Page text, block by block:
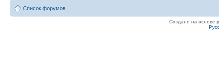
Список форумов
Создано на основе